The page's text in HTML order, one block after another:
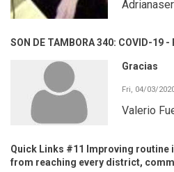
Adrianaser
SON DE TAMBORA 340: COVID-
Gracias
Fri, 04/03/
Valerio
Quick Links #11 Improving
from reaching every district,